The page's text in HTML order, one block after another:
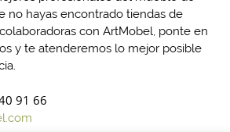
no hayas encontrado tiendas de
colaboradoras con ArtMobel, ponte en
y te atenderemos lo mejor posible
91 66